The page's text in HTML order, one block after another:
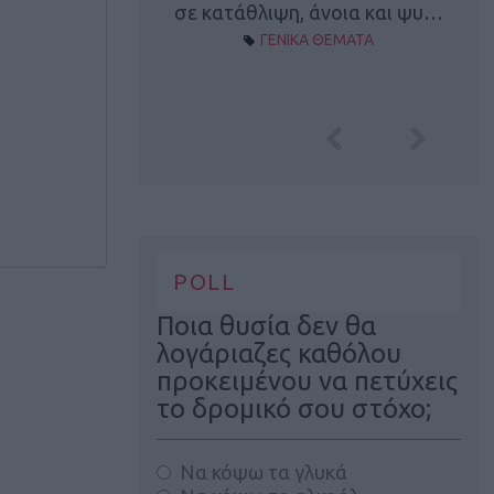
σε κατάθλιψη, άνοια και ψυ…
ΓΕΝΙΚΑ ΘΕΜΑΤΑ
POLL
Ποια θυσία δεν θα
λογάριαζες καθόλου
προκειμένου να πετύχεις
το δρομικό σου στόχο;
Να κόψω τα γλυκά